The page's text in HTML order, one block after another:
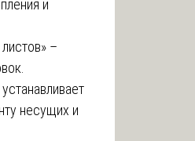
и
–
несущих и